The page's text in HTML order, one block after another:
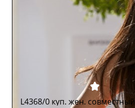
L4368/0 куп. жен. совместный